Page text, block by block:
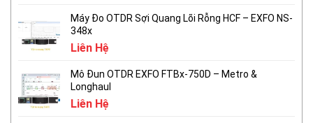
Máy Đo OTDR Sợi Quang Lõi Rỗng HCF – EXFO NS-
348x
Liên Hệ
Mô Đun OTDR EXFO FTBx-750D – Metro &
Longhaul
Liên Hệ